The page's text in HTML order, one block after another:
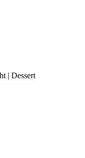
| Dessert